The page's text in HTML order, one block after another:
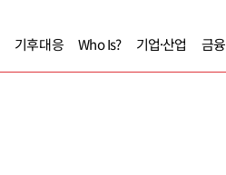
기후대응 Who Is? 기업·산업 금융